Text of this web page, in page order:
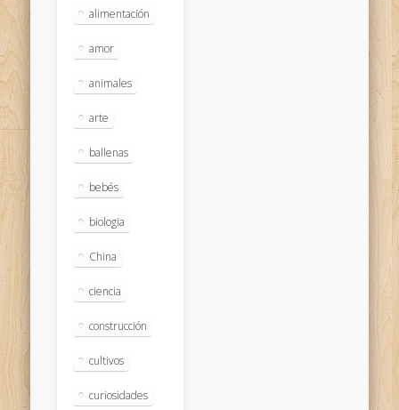
alimentación
amor
animales
arte
ballenas
bebés
biologia
China
ciencia
construcción
cultivos
curiosidades